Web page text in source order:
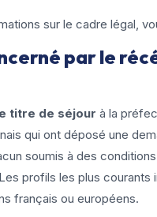
sur le cadre légal,
par le
titre de séjour à la
qui ont déposé une
soumis à des
profils les plus
français ou européens.